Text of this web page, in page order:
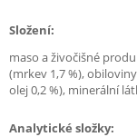
Složení:
maso a živočišné
(mrkev 1,7 %),
olej 0,2 %), minerální
Analytické složky: